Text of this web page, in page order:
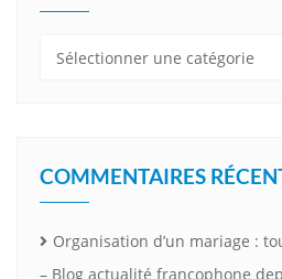
Catégories
COMMENTAIRES
Organisation d’un mariage :
– Blog actualité francophone